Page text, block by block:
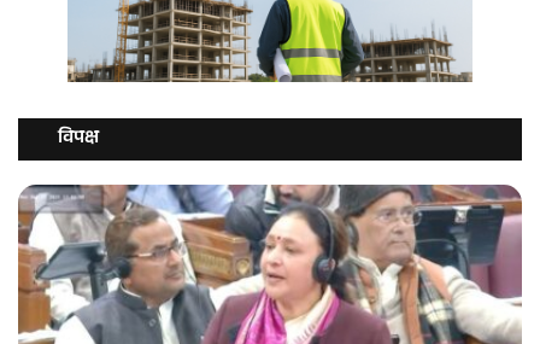
विपक्ष